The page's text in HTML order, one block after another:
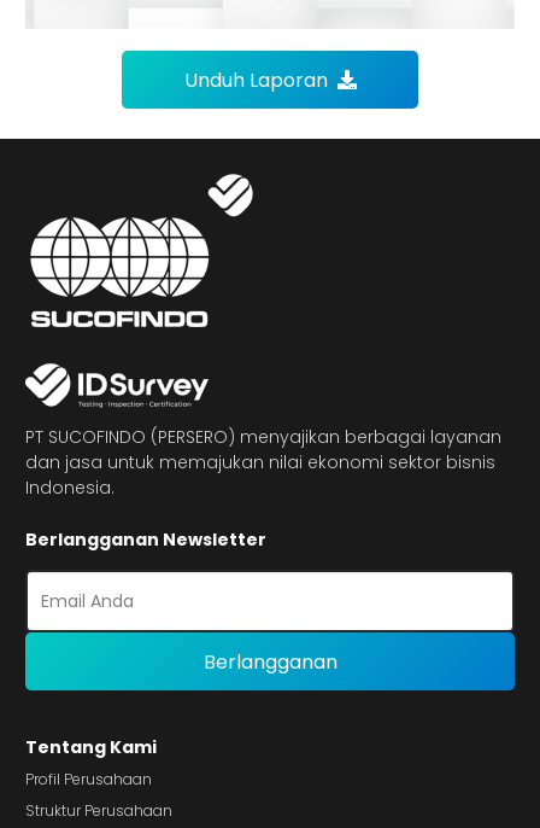
Unduh Laporan
PT SUCOFINDO (PERSERO) menyajikan berbagai layanan
dan jasa untuk memajukan nilai ekonomi sektor bisnis
Indonesia.
Berlangganan Newsletter
Tentang Kami
Profil Perusahaan
Struktur Perusahaan